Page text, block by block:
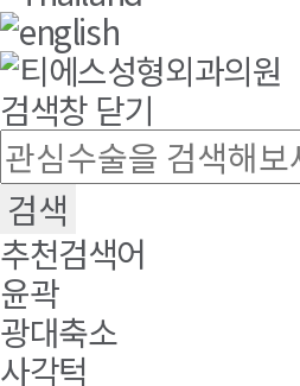
검색창 닫기
추천검색어
윤곽
광대축소
사각턱